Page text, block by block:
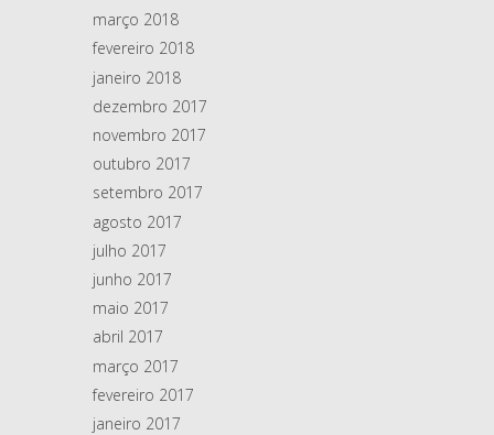
março 2018
fevereiro 2018
janeiro 2018
dezembro 2017
novembro 2017
outubro 2017
setembro 2017
agosto 2017
julho 2017
junho 2017
maio 2017
abril 2017
março 2017
fevereiro 2017
janeiro 2017